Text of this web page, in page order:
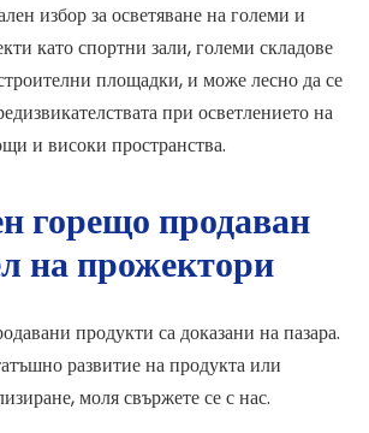
избор за осветяване на големи и
като спортни зали, големи складове
площадки, и може лесно да се
при осветлението на
и високи пространства.
горещо продаван
на прожектори
продукти са доказани на пазара.
развитие на продукта или
моля свържете се с нас.